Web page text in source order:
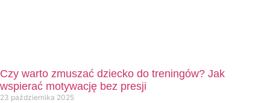
Czy warto zmuszać dziecko do treningów? Jak
wspierać motywację bez presji
23 października 2025